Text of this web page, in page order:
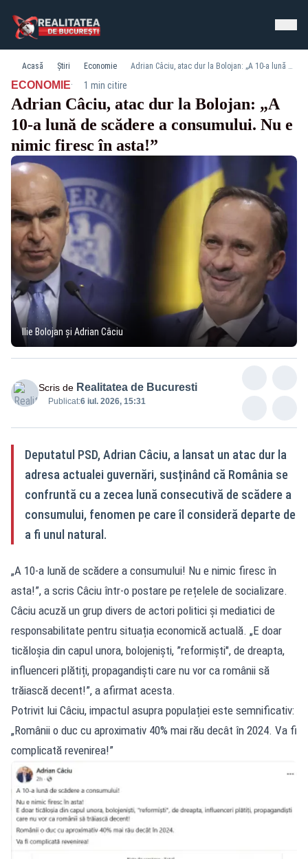
Acasă Știri Economie Adrian Câciu, atac dur la Bolojan: „A 10-a lună de scădere a consumului. Nu e nimic firesc în asta!”
ECONOMIE· 1 min citire
Adrian Câciu, atac dur la Bolojan: „A
10-a lună de scădere a consumului. Nu e
nimic firesc în asta!”
Ilie Bolojan și Adrian Câciu
Scris de Realitatea de Bucuresti
Publicat:6 iul. 2026, 15:31
Deputatul PSD, Adrian Câciu, a lansat un atac dur la
adresa actualei guvernări, susținând că România se
confruntă cu a zecea lună consecutivă de scădere a
consumului, fenomen pe care îl consideră departe de
a fi unul natural.
„A 10-a lună de scădere a consumului! Nu e nimic firesc în
asta!”, a scris Câciu într-o postare pe rețelele de socializare.
Câciu acuză un grup divers de actori politici și mediatici de
responsabilitate pentru situația economică actuală. „E doar
ticăloșia din capul unora, bolojeniști, ”reformiști", de dreapta,
influenceri plătiți, propagandiști care nu vor ca românii să
trăiască decent!”, a afirmat acesta.
Potrivit lui Câciu, impactul asupra populației este semnificativ:
„Românii o duc cu aproximativ 40% mai rău decât în 2024. Va fi
complicată revenirea!”